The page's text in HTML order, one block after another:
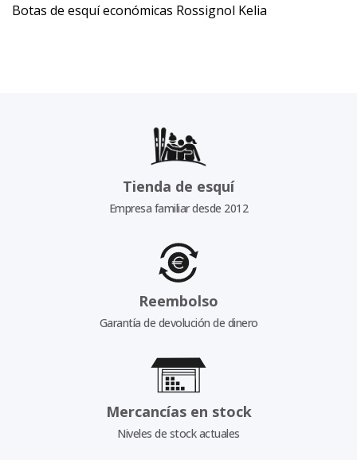
Botas de esquí económicas Rossignol Kelia
Tienda de esquí
Empresa familiar desde 2012
Reembolso
Garantía de devolución de dinero
Mercancías en stock
Niveles de stock actuales